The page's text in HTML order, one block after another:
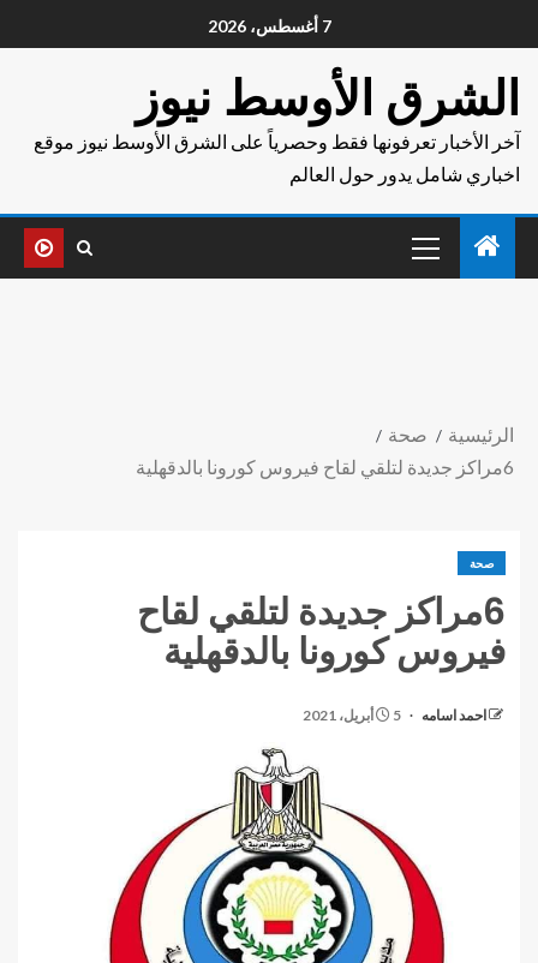
7 أغسطس، 2026
الشرق الأوسط نيوز
آخر الأخبار تعرفونها فقط وحصرياً على الشرق الأوسط نيوز موقع
اخباري شامل يدور حول العالم
الرئيسية
صحة
6مراكز جديدة لتلقي لقاح فيروس كورونا بالدقهلية
صحة
6مراكز جديدة لتلقي لقاح
فيروس كورونا بالدقهلية
احمد اسامه 5 أبريل، 2021